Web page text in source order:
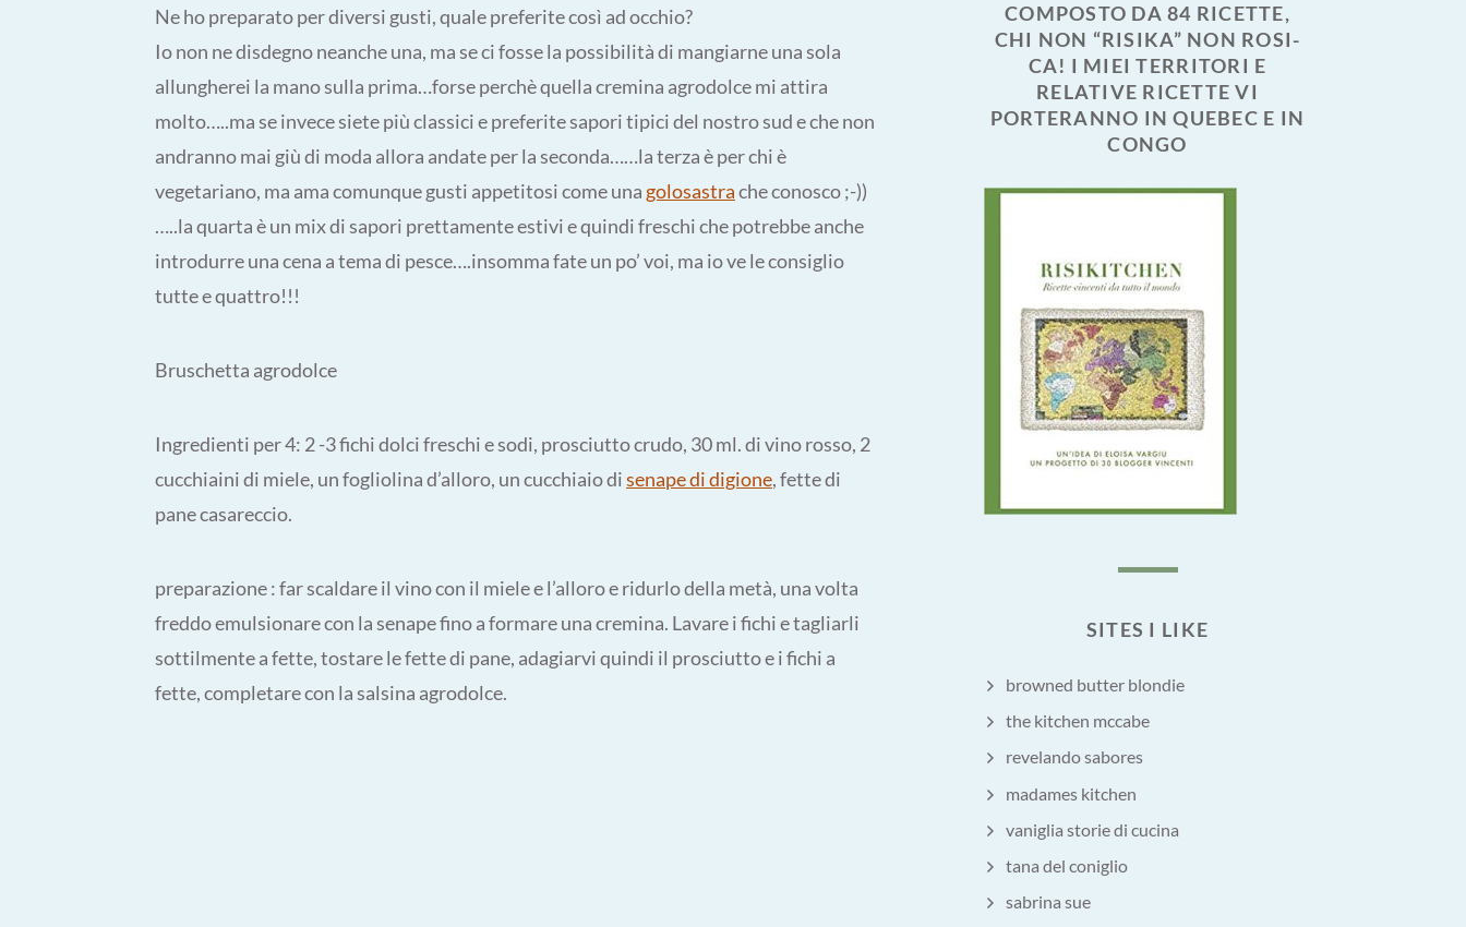
Ne ho preparato per diversi gusti, quale preferite così ad occhio?
Io non ne disdegno neanche una, ma se ci fosse la possibilità di mangiarne una sola
allungherei la mano sulla prima…forse perchè quella cremina agrodolce mi attira
molto…..ma se invece siete più classici e preferite sapori tipici del nostro sud e che non
andranno mai giù di moda allora andate per la seconda……la terza è per chi è
vegetariano, ma ama comunque gusti appetitosi come una golosastrache conosco ;-))
…..la quarta è un mix di sapori prettamente estivi e quindi freschi che potrebbe anche
introdurre una cena a tema di pesce….insomma fate un po’ voi, ma io ve le consiglio
tutte e quattro!!!
Bruschetta agrodolce
Ingredienti per 4: 2 -3 fichi dolci freschi e sodi, prosciutto crudo, 30 ml. di vino rosso, 2
cucchiaini di miele, un fogliolina d’alloro, un cucchiaio disenape di digione, fette di
pane casareccio.
preparazione : far scaldare il vino con il miele e l’alloro e ridurlo della metà, una volta
freddo emulsionare con la senape fino a formare una cremina. Lavare i fichi e tagliarli
sottilmente a fette, tostare le fette di pane, adagiarvi quindi il prosciutto e i fichi a
fette, completare con la salsina agrodolce.
COMPOSTO DA 84 RICETTE,
CHI NON “RISIKA” NON ROSI-
CA! I MIEI TERRITORI E
RELATIVE RICETTE VI
PORTERANNO IN QUEBEC E IN
CONGO
SITES I LIKE
browned butter blondie
the kitchen mccabe
revelando sabores
madames kitchen
vaniglia storie di cucina
tana del coniglio
sabrina sue